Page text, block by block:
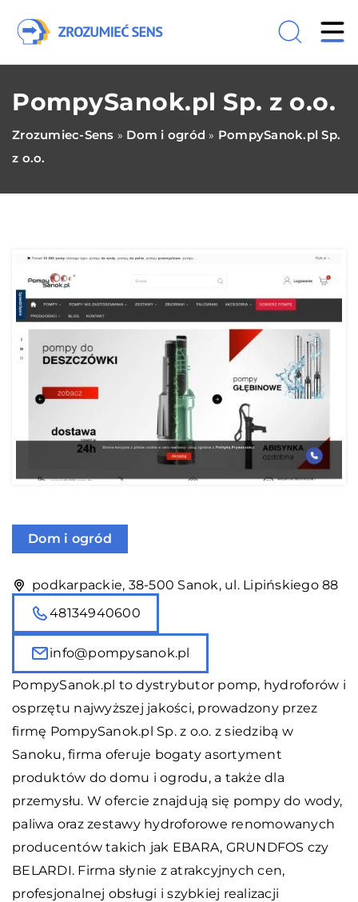
PompySanok.pl Sp. z o.o.
Zrozumiec-Sens » Dom i ogród » PompySanok.pl Sp.
z o.o.
Dom i ogród
podkarpackie, 38-500 Sanok, ul. Lipińskiego 88
48134940600
info@pompysanok.pl
PompySanok.pl to dystrybutor pomp, hydroforów i
osprzętu najwyższej jakości, prowadzony przez
firmę PompySanok.pl Sp. z o.o. z siedzibą w
Sanoku, firma oferuje bogaty asortyment
produktów do domu i ogrodu, a także dla
przemysłu. W ofercie znajdują się pompy do wody,
paliwa oraz zestawy hydroforowe renomowanych
producentów takich jak EBARA, GRUNDFOS czy
BELARDI. Firma słynie z atrakcyjnych cen,
profesjonalnej obsługi i szybkiej realizacji